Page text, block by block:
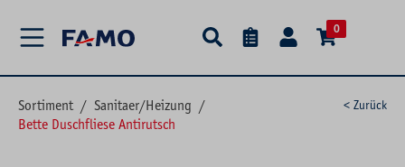
0
Sortiment / Sanitaer/Heizung /
Bette Duschfliese Antirutsch
< Zurück